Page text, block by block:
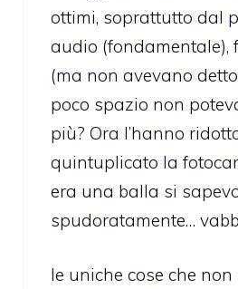
ottimi, soprattutto dal
audio (fondamentale),
(ma non avevano
poco spazio non
più? Ora l’hanno
quintuplicato la
era una balla si
spudoratamente…
le uniche cose che